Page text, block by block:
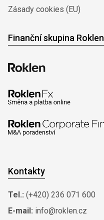
Zásady cookies (EU)
Finanční skupina Roklen
Kontakty
Tel.: (+420) 236 071 600
E-mail: info@roklen.cz